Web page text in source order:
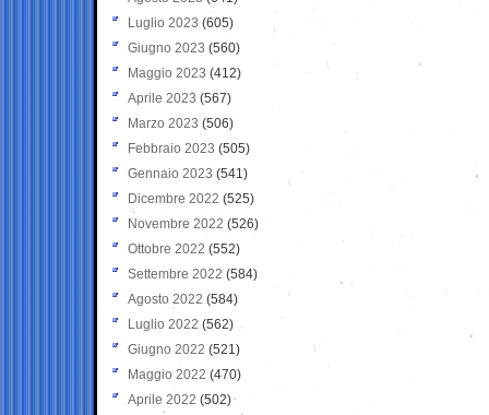
Luglio 2023 (605)
Giugno 2023 (560)
Maggio 2023 (412)
Aprile 2023 (567)
Marzo 2023 (506)
Febbraio 2023 (505)
Gennaio 2023 (541)
Dicembre 2022 (525)
Novembre 2022 (526)
Ottobre 2022 (552)
Settembre 2022 (584)
Agosto 2022 (584)
Luglio 2022 (562)
Giugno 2022 (521)
Maggio 2022 (470)
Aprile 2022 (502)